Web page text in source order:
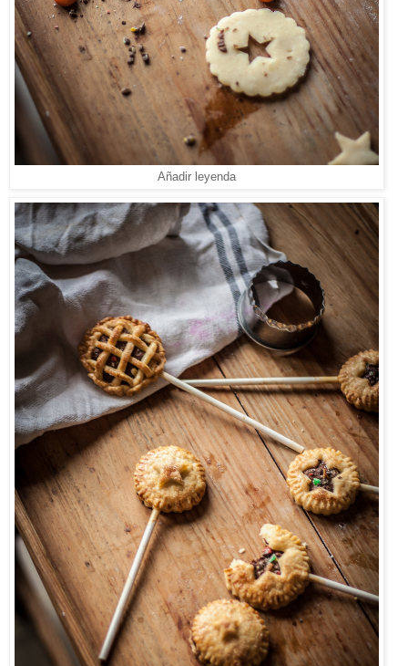
Añadir leyenda